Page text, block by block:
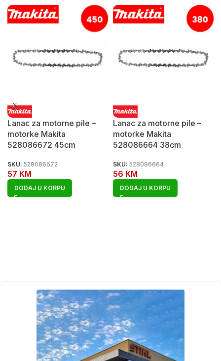
Lanac za motorne pile –
motorke Makita
528086672 45cm
SKU: 528086672
57 KM
DODAJ U KORPU
Lanac za motorne pile –
motorke Makita
528086664 38cm
SKU: 528086664
56 KM
DODAJ U KORPU